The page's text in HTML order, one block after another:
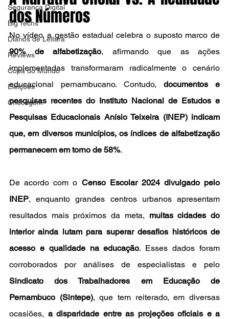
Segurança Digital
Big Techs
Diários de Leitura
Reviews
Copa do Mundo
Eleições
Checagem
dos Números
90% de alfabetização, afirmando que as ações
implementadas transformaram radicalmente o cenário
educacional pernambucano. Contudo, documentos e
pesquisas recentes do Instituto Nacional de Estudos e
Pesquisas Educacionais Anísio Teixeira (INEP) indicam
que, em diversos municípios, os índices de alfabetização
permanecem em torno de 58%.
De acordo com o Censo Escolar 2024 divulgado pelo
INEP, enquanto grandes centros urbanos apresentam
resultados mais próximos da meta, muitas cidades do
interior ainda lutam para superar desafios históricos de
acesso e qualidade na educação. Esses dados foram
Sindicato dos Trabalhadores em Educação de
Pernambuco (Sintepe), que tem reiterado, em diversas
ocasiões, a disparidade entre as projeções oficiais e a